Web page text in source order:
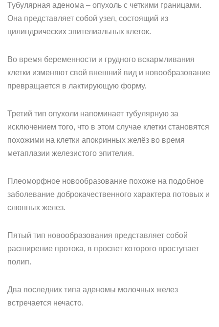
Тубулярная аденома – опухоль с четкими границами.
Она представляет собой узел, состоящий из
цилиндрических эпителиальных клеток.
Во время беременности и грудного вскармливания
клетки изменяют свой внешний вид и новообразование
превращается в лактирующую форму.
Третий тип опухоли напоминает тубулярную за
исключением того, что в этом случае клетки становятся
похожими на клетки апокринных желёз во время
метаплазии железистого эпителия.
Плеоморфное новообразование похоже на подобное
заболевание доброкачественного характера потовых и
слюнных желез.
Пятый тип новообразования представляет собой
расширение протока, в просвет которого проступает
полип.
Два последних типа аденомы молочных желез
встречается нечасто.